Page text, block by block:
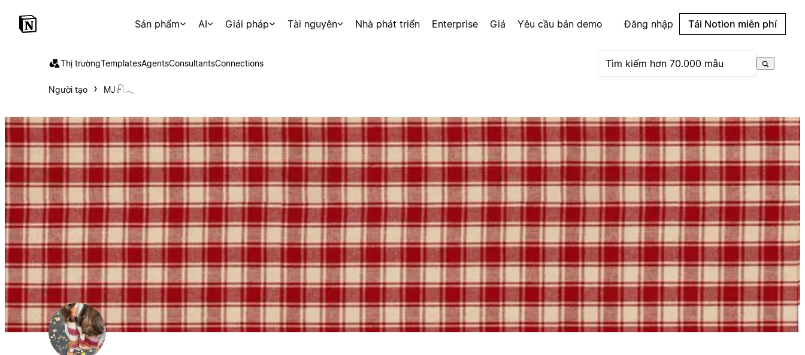
Sản phẩm AI Giải pháp Tài nguyên Nhà phát triển Enterprise Giá Yêu cầu bản demo Đăng nhập Tải Notion miễn phí
Thị trườngTemplatesAgentsConsultantsConnections
Người tạo MJ𓍯𓂃